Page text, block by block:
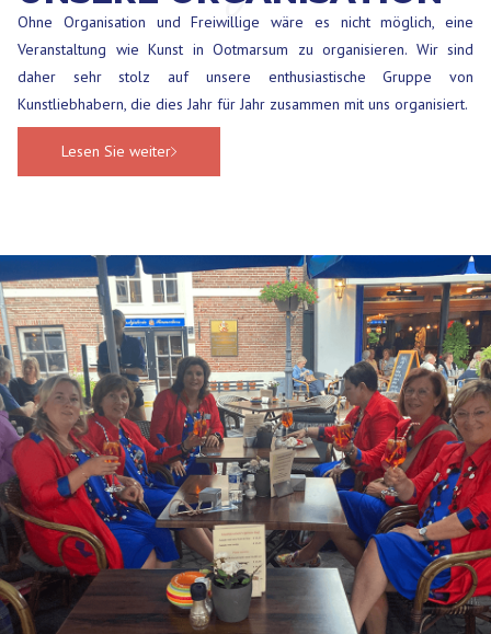
Ohne Organisation und Freiwillige wäre es nicht möglich, eine
Veranstaltung wie Kunst in Ootmarsum zu organisieren. Wir sind
daher sehr stolz auf unsere enthusiastische Gruppe von
Kunstliebhabern, die dies Jahr für Jahr zusammen mit uns organisiert.
Lesen Sie weiter